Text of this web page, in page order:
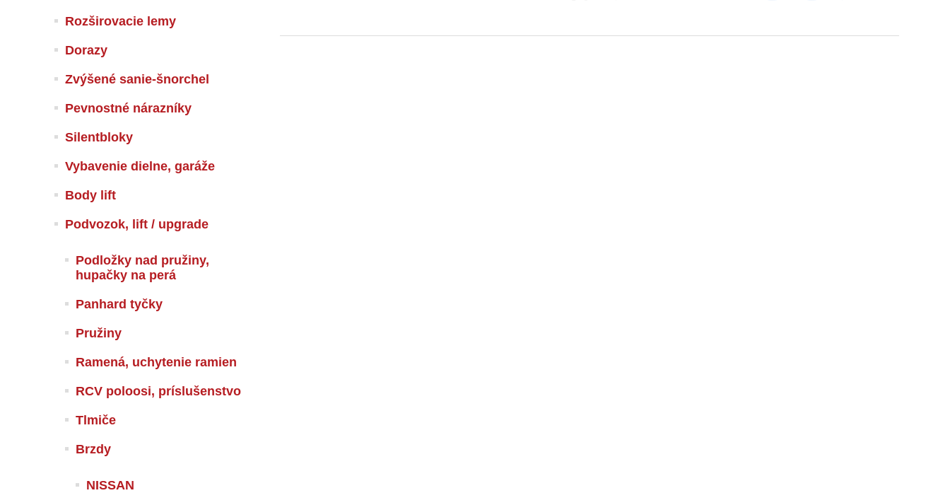
Rozširovacie lemy
Dorazy
Zvýšené sanie-šnorchel
Pevnostné nárazníky
Silentbloky
Vybavenie dielne, garáže
Body lift
Podvozok, lift / upgrade
Podložky nad pružiny,
hupačky na perá
Panhard tyčky
Pružiny
Ramená, uchytenie ramien
RCV poloosi, príslušenstvo
Tlmiče
Brzdy
NISSAN